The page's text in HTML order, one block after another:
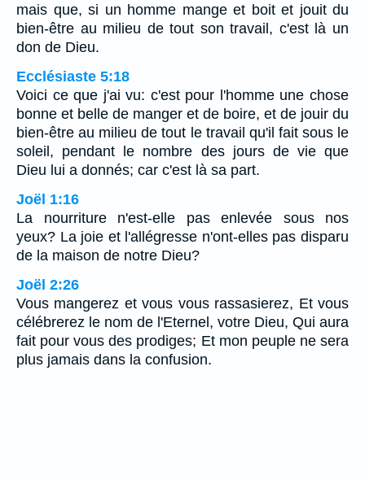
mais que, si un homme mange et boit et jouit du
bien-être au milieu de tout son travail, c'est là un
don de Dieu.
Ecclésiaste 5:18
Voici ce que j'ai vu: c'est pour l'homme une chose
bonne et belle de manger et de boire, et de jouir du
bien-être au milieu de tout le travail qu'il fait sous le
soleil, pendant le nombre des jours de vie que
Dieu lui a donnés; car c'est là sa part.
Joël 1:16
La nourriture n'est-elle pas enlevée sous nos
yeux? La joie et l'allégresse n'ont-elles pas disparu
de la maison de notre Dieu?
Joël 2:26
Vous mangerez et vous vous rassasierez, Et vous
célébrerez le nom de l'Eternel, votre Dieu, Qui aura
fait pour vous des prodiges; Et mon peuple ne sera
plus jamais dans la confusion.